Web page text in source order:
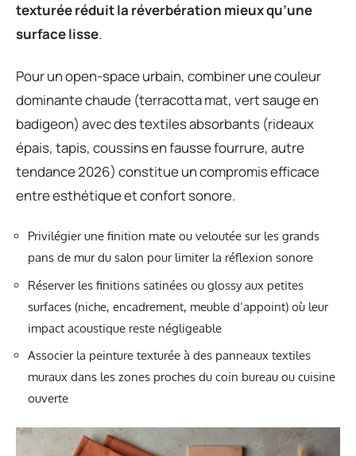
texturée réduit la réverbération mieux qu’une
surface lisse.
Pour un open-space urbain, combiner une couleur
dominante chaude (terracotta mat, vert sauge en
badigeon) avec des textiles absorbants (rideaux
épais, tapis, coussins en fausse fourrure, autre
tendance 2026) constitue un compromis efficace
entre esthétique et confort sonore.
Privilégier une finition mate ou veloutée sur les grands
pans de mur du salon pour limiter la réflexion sonore
Réserver les finitions satinées ou glossy aux petites
surfaces (niche, encadrement, meuble d’appoint) où leur
impact acoustique reste négligeable
Associer la peinture texturée à des panneaux textiles
muraux dans les zones proches du coin bureau ou cuisine
ouverte